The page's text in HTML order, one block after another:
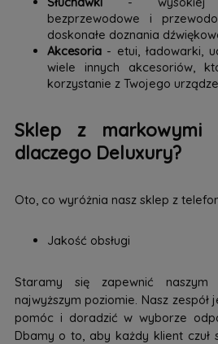
bezprzewodowe i
doskonałe doznania
Akcesoria- etui, ładowarki,
wiele innych akcesoriów,
korzystanie z Twojego
Sklep z markowymi
dlaczego Deluxury?
Oto, co wyróżnia nasz sklep z
Jakość obsługi
Staramy się zapewnić naszym
najwyższym poziomie. Nasz
pomóc i doradzić w wyborze
Dbamy o to, aby każdy klient czuł